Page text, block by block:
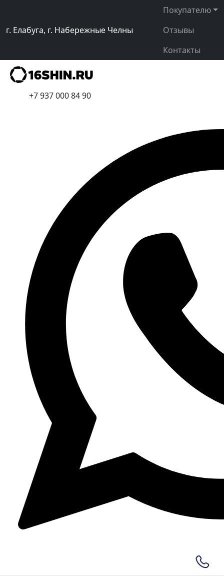
г. Елабуга, г. Набережные Челны
Покупателю
Отзывы
Контакты
+7 937 000 84 90